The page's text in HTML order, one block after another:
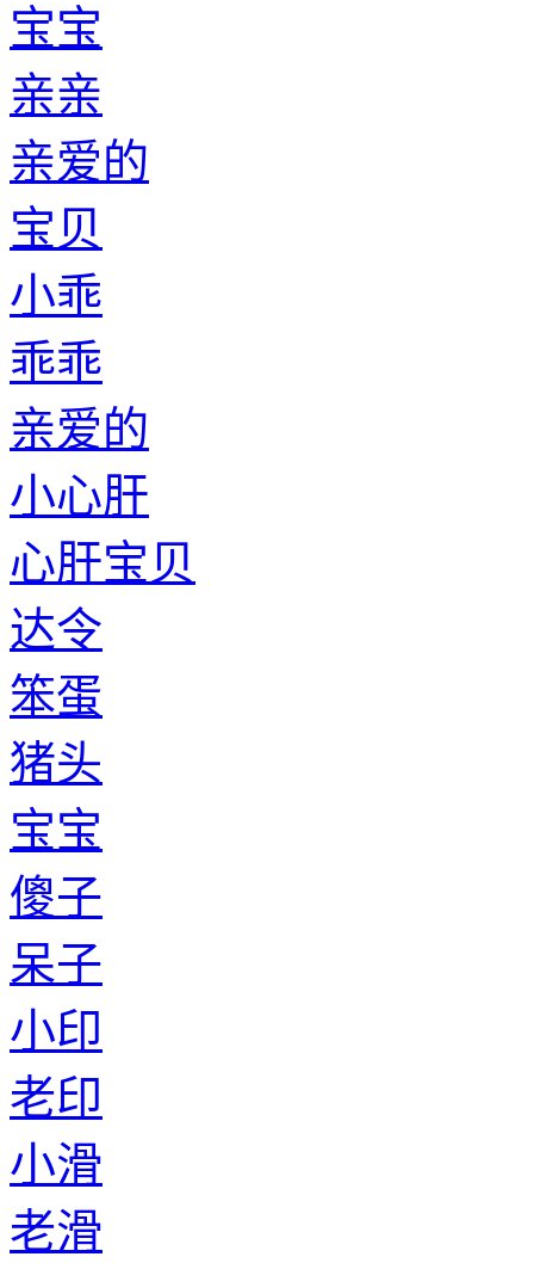
宝宝
亲亲
亲爱的
宝贝
小乖
乖乖
亲爱的
小心肝
心肝宝贝
达令
笨蛋
猪头
宝宝
傻子
呆子
小印
老印
小滑
老滑